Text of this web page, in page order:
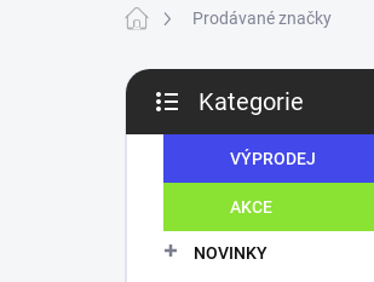
Domů Prodávané značky
P
s
kategorie
Kategorie
VÝPRODEJ
AKCE
NOVINKY